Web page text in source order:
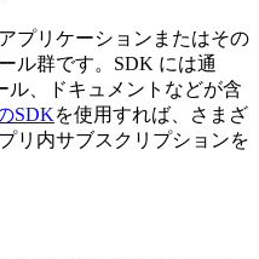
プリケーションまたはその
ル群です。 SDK には通
ル、ドキュメントなどが含
SDKを使用すれば、さまざ
リ内サブスクリプションを